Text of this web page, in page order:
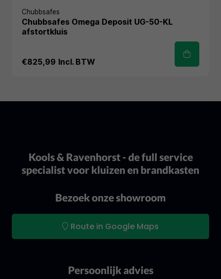
Chubbsafes
Chubbsafes Omega Deposit UG-50-KL
afstortkluis
€825,99 Incl. BTW
Kools & Ravenhorst - de full service
specialist voor kluizen en brandkasten
Bezoek onze showroom
Route in Google Maps
Persoonlijk advies